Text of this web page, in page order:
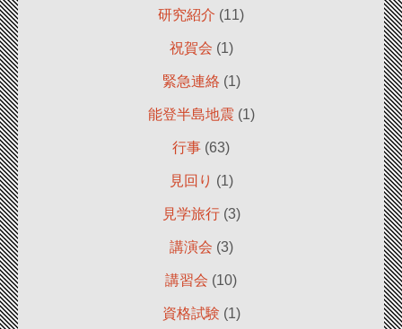
研究紹介 (11)
祝賀会 (1)
緊急連絡 (1)
能登半島地震 (1)
行事 (63)
見回り (1)
見学旅行(3)
講演会 (3)
講習会 (10)
資格試験 (1)